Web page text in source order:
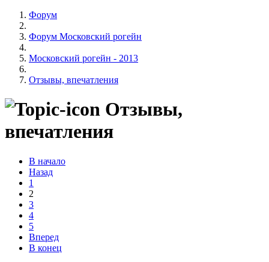
Форум
Форум Московский рогейн
Московский рогейн - 2013
Отзывы, впечатления
Отзывы,
впечатления
В начало
Назад
1
2
3
4
5
Вперед
В конец